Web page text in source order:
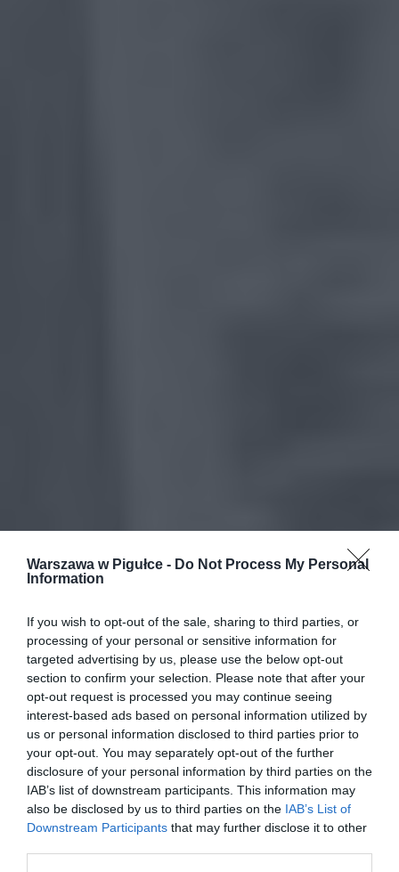
Warszawa w Pigułce - Do Not Process My Personal
Information
If you wish to opt-out of the sale, sharing to third parties, or
processing of your personal or sensitive information for
targeted advertising by us, please use the below opt-out
section to confirm your selection. Please note that after your
opt-out request is processed you may continue seeing
interest-based ads based on personal information utilized by
us or personal information disclosed to third parties prior to
your opt-out. You may separately opt-out of the further
disclosure of your personal information by third parties on the
IAB’s list of downstream participants. This information may
also be disclosed by us to third parties on the IAB’s List of
Downstream Participants that may further disclose it to other